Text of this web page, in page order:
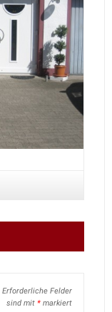
Erforderliche Felder
sind mit * markiert